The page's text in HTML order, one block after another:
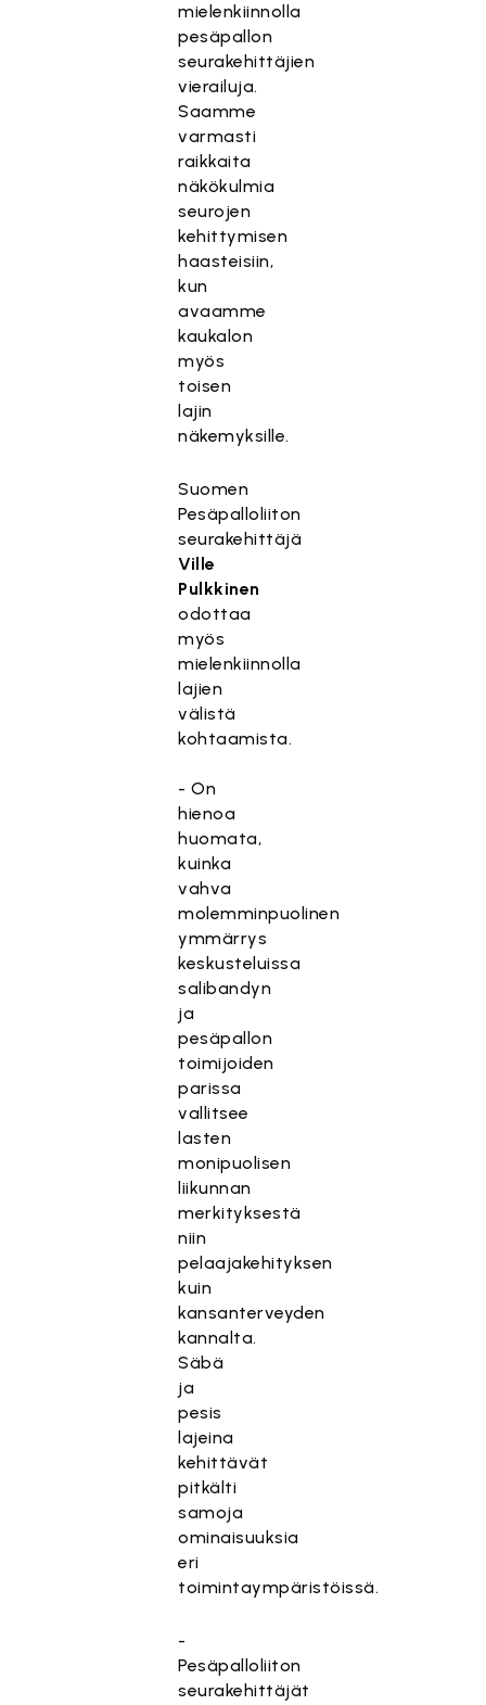
mielenkiinnolla
pesäpallon
seurakehittäjien
vierailuja.
Saamme
varmasti
raikkaita
näkökulmia
seurojen
kehittymisen
haasteisiin,
kun
avaamme
kaukalon
myös
toisen
lajin
näkemyksille.
Suomen
Pesäpalloliiton
seurakehittäjä
Ville
Pulkkinen
odottaa
myös
mielenkiinnolla
lajien
välistä
kohtaamista.
- On
hienoa
huomata,
kuinka
vahva
molemminpuolinen
ymmärrys
keskusteluissa
salibandyn
ja
pesäpallon
toimijoiden
parissa
vallitsee
lasten
monipuolisen
liikunnan
merkityksestä
niin
pelaajakehityksen
kuin
kansanterveyden
kannalta.
Säbä
ja
pesis
lajeina
kehittävät
pitkälti
samoja
ominaisuuksia
eri
toimintaympäristöissä.
-
Pesäpalloliiton
seurakehittäjät